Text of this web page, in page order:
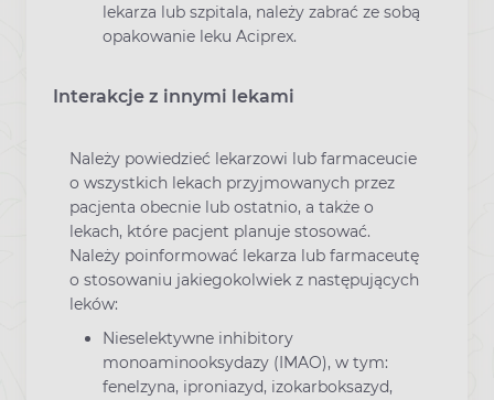
lekarza lub szpitala, należy zabrać ze sobą
opakowanie leku Aciprex.
Interakcje z innymi lekami
Należy powiedzieć lekarzowi lub farmaceucie
o wszystkich lekach przyjmowanych przez
pacjenta obecnie lub ostatnio, a także o
lekach, które pacjent planuje stosować.
Należy poinformować lekarza lub farmaceutę
o stosowaniu jakiegokolwiek z następujących
leków:
Nieselektywne inhibitory
monoaminooksydazy (IMAO), w tym:
fenelzyna, iproniazyd, izokarboksazyd,